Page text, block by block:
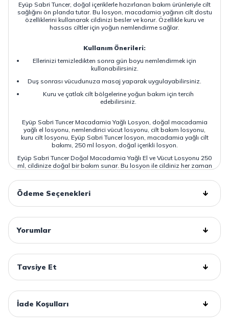
Eyüp Sabri Tuncer, doğal içeriklerle hazırlanan bakım ürünleriyle cilt
sağlığını ön planda tutar. Bu losyon, macadamia yağının cilt dostu
özelliklerini kullanarak cildinizi besler ve korur. Özellikle kuru ve
hassas ciltler için yoğun nemlendirme sağlar.
Kullanım Önerileri:
Ellerinizi temizledikten sonra gün boyu nemlendirmek için
kullanabilirsiniz.
Duş sonrası vücudunuza masaj yaparak uygulayabilirsiniz.
Kuru ve çatlak cilt bölgelerine yoğun bakım için tercih
edebilirsiniz.
Eyüp Sabri Tuncer Macadamia Yağlı Losyon, doğal macadamia
yağlı el losyonu, nemlendirici vücut losyonu, cilt bakım losyonu,
kuru cilt losyonu, Eyüp Sabri Tuncer losyon, macadamia yağlı cilt
bakımı, 250 ml losyon, doğal içerikli losyon.
Eyüp Sabri Tuncer Doğal Macadamia Yağlı El ve Vücut Losyonu 250
ml, cildinize doğal bir bakım sunar. Bu losyon ile cildiniz her zaman
Ödeme Seçenekleri
Yorumlar
Tavsiye Et
İade Koşulları